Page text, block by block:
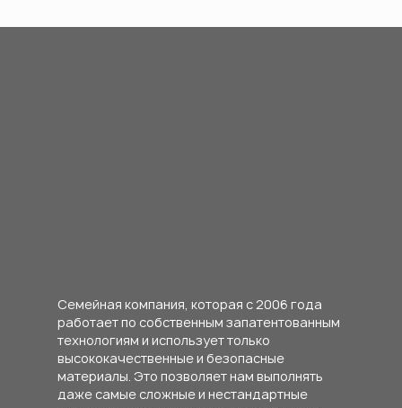
Семейная компания, которая с 2006 года
работает по собственным запатентованным
технологиям и использует только
высококачественные и безопасные
материалы. Это позволяет нам выполнять
даже самые сложные и нестандартные
Вертикальные сады
Зеленые фасады
Классическое